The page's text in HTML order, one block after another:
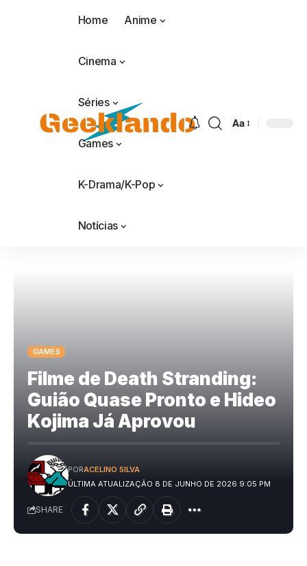
Home Anime
Cinema
Séries
Games
K-Drama/K-Pop
Notícias
Aa
GAMES
Filme de Death Stranding:
Guião Quase Pronto e Hideo
Kojima Já Aprovou
ÚLTIMA ATUALIZAÇÃO 8 DE JUNHO DE 2026 9:05 PM
PORACELINO SILVA
SHARE